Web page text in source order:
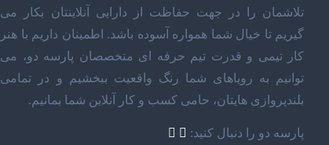
تلاشمان را در جهت حفاظت از دارایی آنلاینتان بکار می
گیریم تا خیال شما همواره آسوده باشد. اطمینان داریم با هنر
کار تیمی و قدرت تیم حرفه ای متخصصان پارسه دو، می
توانیم به رویاهای شما رنگ واقعیت ببخشیم و در تمامی
بلندپروازی هایتان، حامی کسب و کار آنلاین شما بمانیم.
پارسه دو را دنبال کنید: